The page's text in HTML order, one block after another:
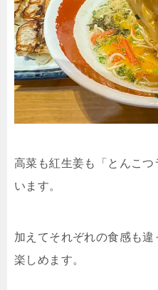
高菜も紅生姜も「とんこ
います。
加えてそれぞれの食感も
楽しめます。